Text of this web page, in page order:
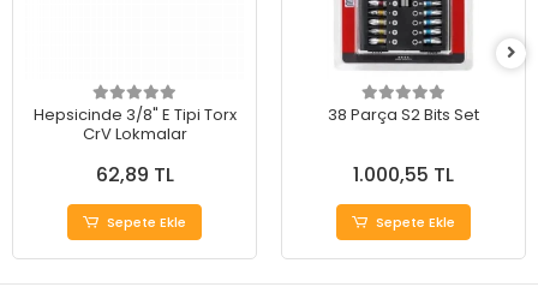
Hepsicinde 3/8" E Tipi Torx
CrV Lokmalar
62,89 TL
Sepete Ekle
38 Parça S2 Bits Set
1.000,55 TL
Sepete Ekle